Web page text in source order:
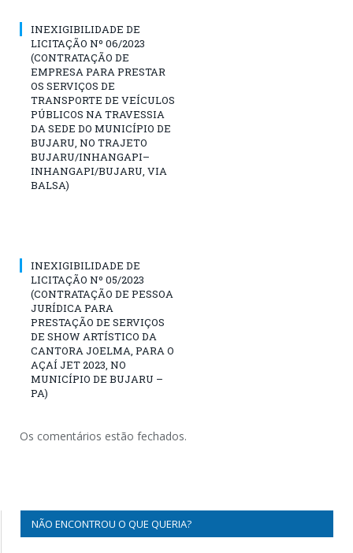
INEXIGIBILIDADE DE
LICITAÇÃO Nº 06/2023
(CONTRATAÇÃO DE
EMPRESA PARA PRESTAR
OS SERVIÇOS DE
TRANSPORTE DE VEÍCULOS
PÚBLICOS NA TRAVESSIA
DA SEDE DO MUNICÍPIO DE
BUJARU, NO TRAJETO
BUJARU/INHANGAPI–
INHANGAPI/BUJARU, VIA
BALSA)
INEXIGIBILIDADE DE
LICITAÇÃO Nº 05/2023
(CONTRATAÇÃO DE PESSOA
JURÍDICA PARA
PRESTAÇÃO DE SERVIÇOS
DE SHOW ARTÍSTICO DA
CANTORA JOELMA, PARA O
AÇAÍ JET 2023, NO
MUNICÍPIO DE BUJARU –
PA)
Os comentários estão fechados.
NÃO ENCONTROU O QUE QUERIA?